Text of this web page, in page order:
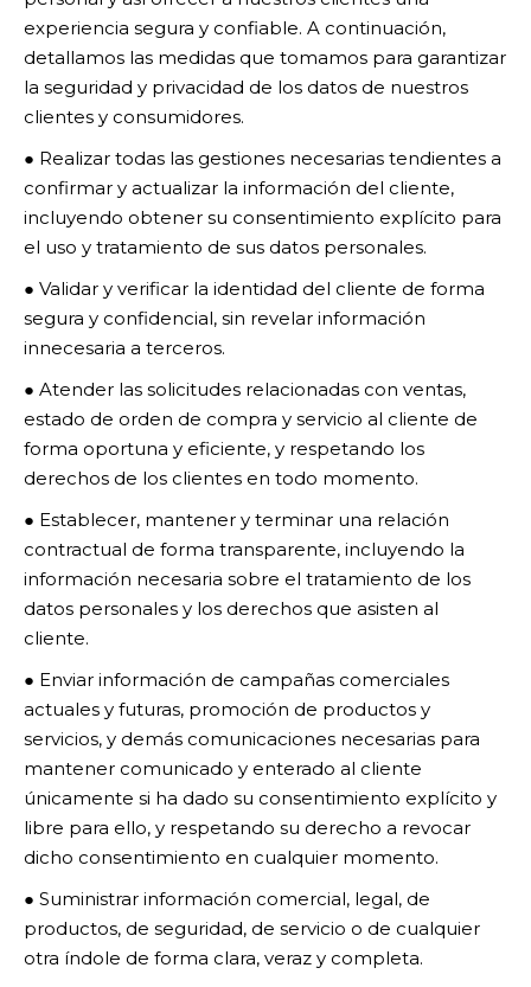
experiencia segura y confiable. A continuación,
detallamos las medidas que tomamos para garantizar
la seguridad y privacidad de los datos de nuestros
clientes y consumidores.
● Realizar todas las gestiones necesarias tendientes a
confirmar y actualizar la información del cliente,
incluyendo obtener su consentimiento explícito para
el uso y tratamiento de sus datos personales.
● Validar y verificar la identidad del cliente de forma
segura y confidencial, sin revelar información
innecesaria a terceros.
● Atender las solicitudes relacionadas con ventas,
estado de orden de compra y servicio al cliente de
forma oportuna y eficiente, y respetando los
derechos de los clientes en todo momento.
● Establecer, mantener y terminar una relación
contractual de forma transparente, incluyendo la
información necesaria sobre el tratamiento de los
datos personales y los derechos que asisten al
cliente.
● Enviar información de campañas comerciales
actuales y futuras, promoción de productos y
servicios, y demás comunicaciones necesarias para
mantener comunicado y enterado al cliente
únicamente si ha dado su consentimiento explícito y
libre para ello, y respetando su derecho a revocar
dicho consentimiento en cualquier momento.
● Suministrar información comercial, legal, de
productos, de seguridad, de servicio o de cualquier
otra índole de forma clara, veraz y completa.